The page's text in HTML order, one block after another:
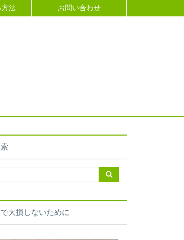
方法 お問い合わせ
大損しないために